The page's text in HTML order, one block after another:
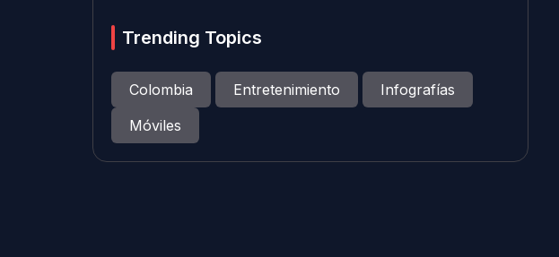
Trending Topics
Colombia Entretenimiento
Infografías
Móviles